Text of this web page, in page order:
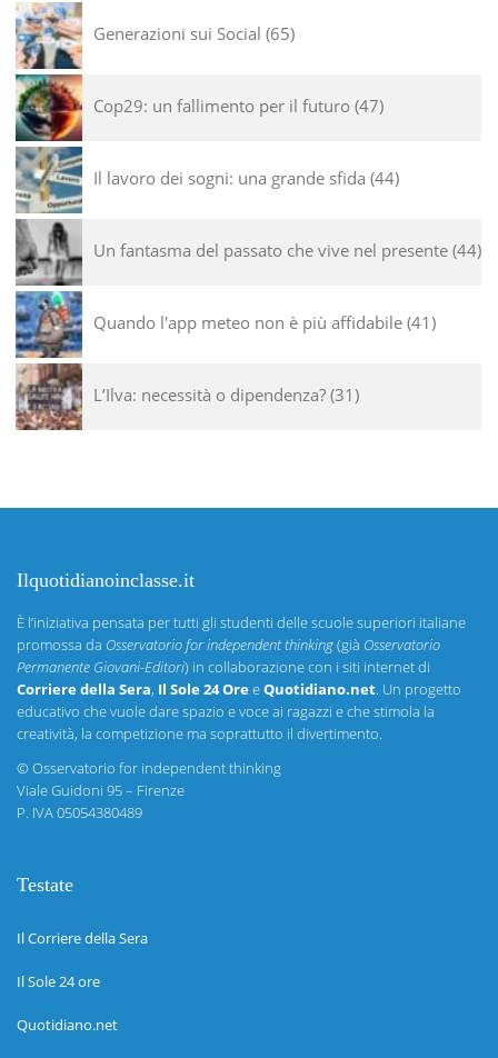
Generazioni sui Social 65
Cop29: un fallimento per il futuro 47
Il lavoro dei sogni: una grande sfida 44
Un fantasma del passato che vive nel presente 44
Quando l'app meteo non è più affidabile 41
L’Ilva: necessità o dipendenza? 31
Ilquotidianoinclasse.it
È l’iniziativa pensata per tutti gli studenti delle scuole superiori italiane
promossa da Osservatorio for independent thinking(già Osservatorio
Permanente Giovani-Editori) in collaborazione con i siti internet di
Corriere della Sera, Il Sole 24 OreeQuotidiano.net. Un progetto
educativo che vuole dare spazio e voce ai ragazzi e che stimola la
creatività, la competizione ma soprattutto il divertimento.
©Osservatorio for independent thinking
Viale Guidoni 95 – Firenze
P. IVA 05054380489
Testate
Il Corriere della Sera
Il Sole 24 ore
Quotidiano.net